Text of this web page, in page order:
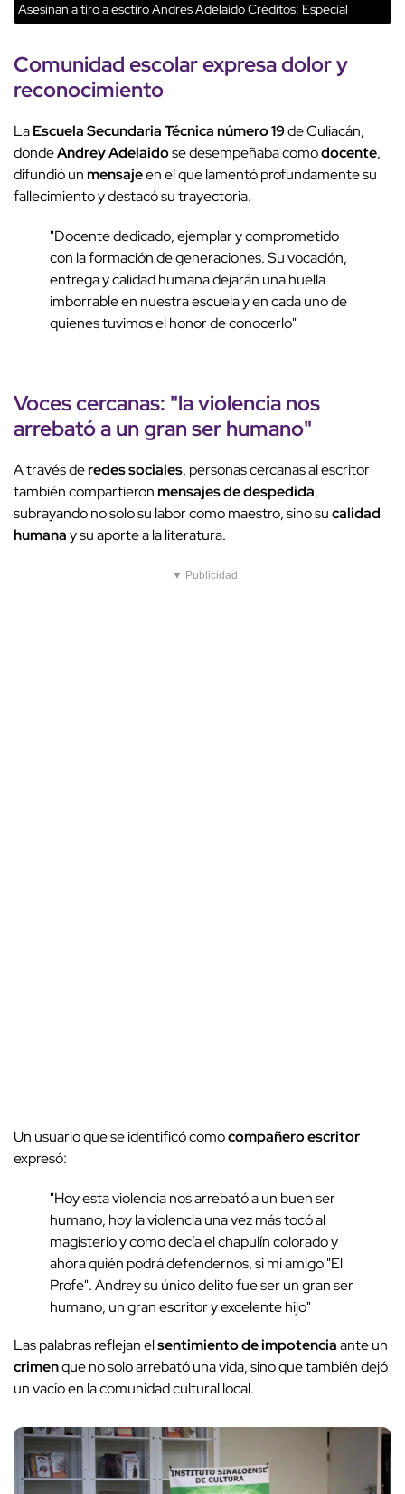
Asesinan a tiro a esctiro Andres AdelaidoCréditos: Especial
Comunidad escolarexpresadolory
reconocimiento
LaEscuela Secundaria Técnica número 19de Culiacán,
dondeAndrey Adelaidose desempeñaba comodocente,
difundió unmensajeen el que lamentó profundamente su
fallecimiento y destacó su trayectoria.
"Docente dedicado, ejemplar y comprometido
con la formación de generaciones. Su vocación,
entrega y calidad humana dejarán una huella
imborrable en nuestra escuela y en cada uno de
quienes tuvimos el honor de conocerlo"
Voces cercanas: "laviolencianos
arrebató a ungran ser humano"
A través deredes sociales, personas cercanas al escritor
también compartieronmensajes de despedida,
subrayando no solo su labor como maestro, sino sucalidad
humanay su aporte a la literatura.
▼ Publicidad
Un usuario que se identificó comocompañero escritor
expresó:
"Hoy esta violencia nos arrebató a un buen ser
humano, hoy la violencia una vez más tocó al
magisterio y como decía el chapulín colorado y
ahora quién podrá defendernos, si mi amigo "El
Profe". Andrey su único delito fue ser un gran ser
humano, un gran escritor y excelente hijo"
Las palabras reflejan elsentimiento de impotenciaante un
crimenque no solo arrebató una vida, sino que también dejó
un vacío en la comunidad cultural local.